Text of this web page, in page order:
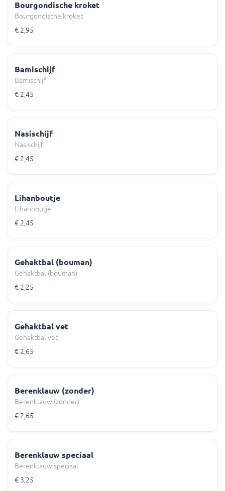
Bourgondische kroket
Bourgondische kroket
€ 2,95
Bamischijf
Bamischijf
€ 2,45
Nasischijf
Nasischijf
€ 2,45
Lihanboutje
Lihanboutje
€ 2,45
Gehaktbal (bouman)
Gehaktbal (bouman)
€ 2,25
Gehaktbal vet
Gehaktbal vet
€ 2,65
Berenklauw (zonder)
Berenklauw (zonder)
€ 2,65
Berenklauw speciaal
Berenklauw speciaal
€ 3,25